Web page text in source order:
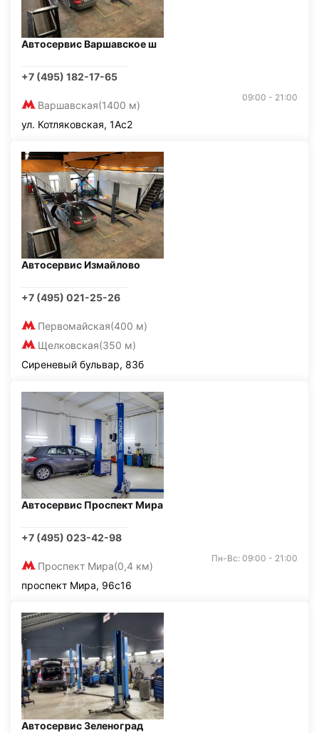
Автосервис Варшавское ш
+7 (495) 182-17-65
Варшавская(1400 м)
09:00 - 21:00
ул. Котляковская, 1Ас2
Автосервис Измайлово
+7 (495) 021-25-26
Первомайская(400 м)
Щелковская(350 м)
Сиреневый бульвар, 83б
Автосервис Проспект Мира
+7 (495) 023-42-98
Проспект Мира(0,4 км)
Пн-Вс: 09:00 - 21:00
проспект Мира, 96с16
Автосервис Зеленоград